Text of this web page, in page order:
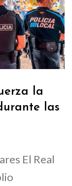
la
las
El Real